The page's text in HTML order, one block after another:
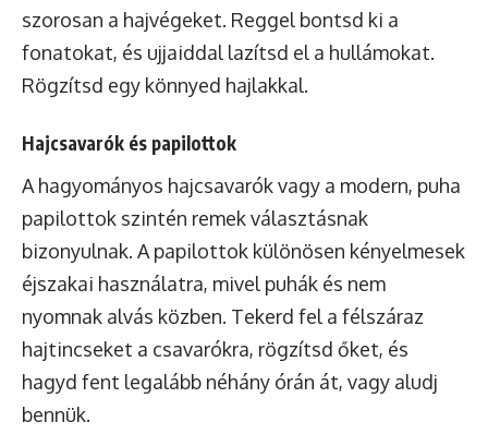
szorosan a hajvégeket. Reggel bontsd ki a
fonatokat, és ujjaiddal lazítsd el a hullámokat.
Rögzítsd egy könnyed hajlakkal.
Hajcsavarók és papilottok
A hagyományos hajcsavarók vagy a modern, puha
papilottok szintén remek választásnak
bizonyulnak. A papilottok különösen kényelmesek
éjszakai használatra, mivel puhák és nem
nyomnak alvás közben. Tekerd fel a félszáraz
hajtincseket a csavarókra, rögzítsd őket, és
hagyd fent legalább néhány órán át, vagy aludj
bennük.